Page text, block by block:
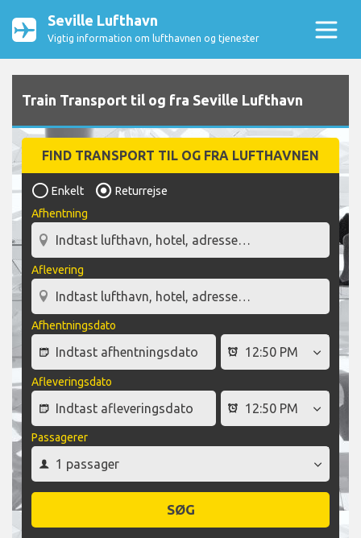
Seville Lufthavn
Vigtig information om lufthavnen og tjenester
Train Transport til og fra Seville Lufthavn
FIND TRANSPORT TIL OG FRA LUFTHAVNEN
Enkelt
Returrejse
Afhentning
Aflevering
Afhentningsdato
Afleveringsdato
Passagerer
SØG